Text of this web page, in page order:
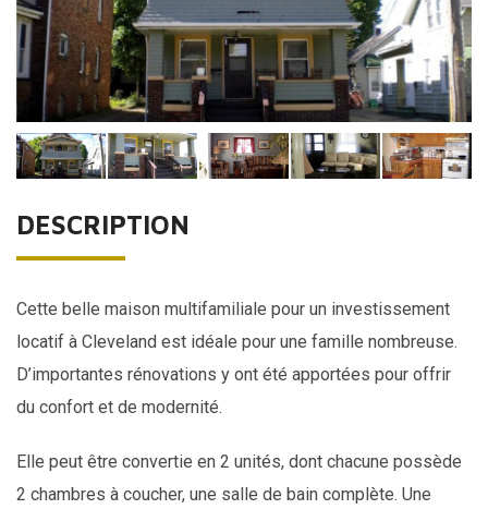
DESCRIPTION
Cette belle maison multifamiliale pour un investissement
locatif à Cleveland est idéale pour une famille nombreuse.
D’importantes rénovations y ont été apportées pour offrir
du confort et de modernité.
Elle peut être convertie en 2 unités, dont chacune possède
2 chambres à coucher, une salle de bain complète. Une